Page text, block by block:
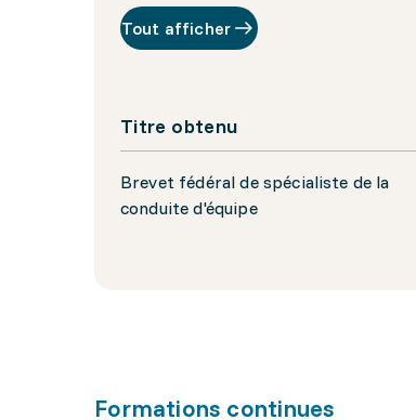
Tout afficher
Titre obtenu
Brevet fédéral de spécialiste de la
conduite d'équipe
Formations continues